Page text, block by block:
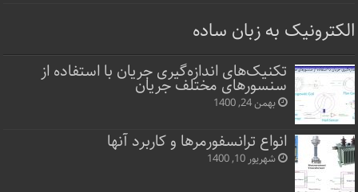
الکترونیک به زبان ساده
تکنیک‌های اندازه‌گیری جریان با استفاده از
سنسورهای مختلف جریان
بهمن 24, 1400
انواع ترانسفورمرها و کاربرد آنها
شهریور 10, 1400